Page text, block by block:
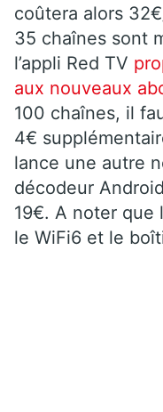
coûtera alors
35 chaînes sont
l’appli Red TV
aux nouveaux
100 chaînes, il
4€
lance une autre
décodeur
19€. A noter que
le WiFi6 et le